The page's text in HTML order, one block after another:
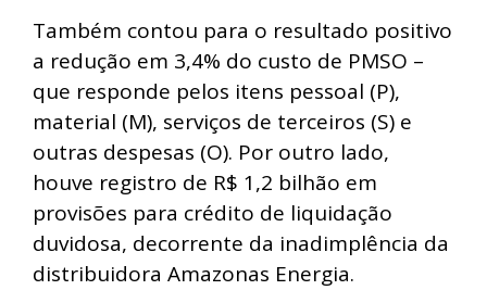
Também contou para o resultado positivo
a redução em 3,4% do custo de PMSO –
que responde pelos itens pessoal (P),
material (M), serviços de terceiros (S) e
outras despesas (O). Por outro lado,
houve registro de R$ 1,2 bilhão em
provisões para crédito de liquidação
duvidosa, decorrente da inadimplência da
distribuidora Amazonas Energia.